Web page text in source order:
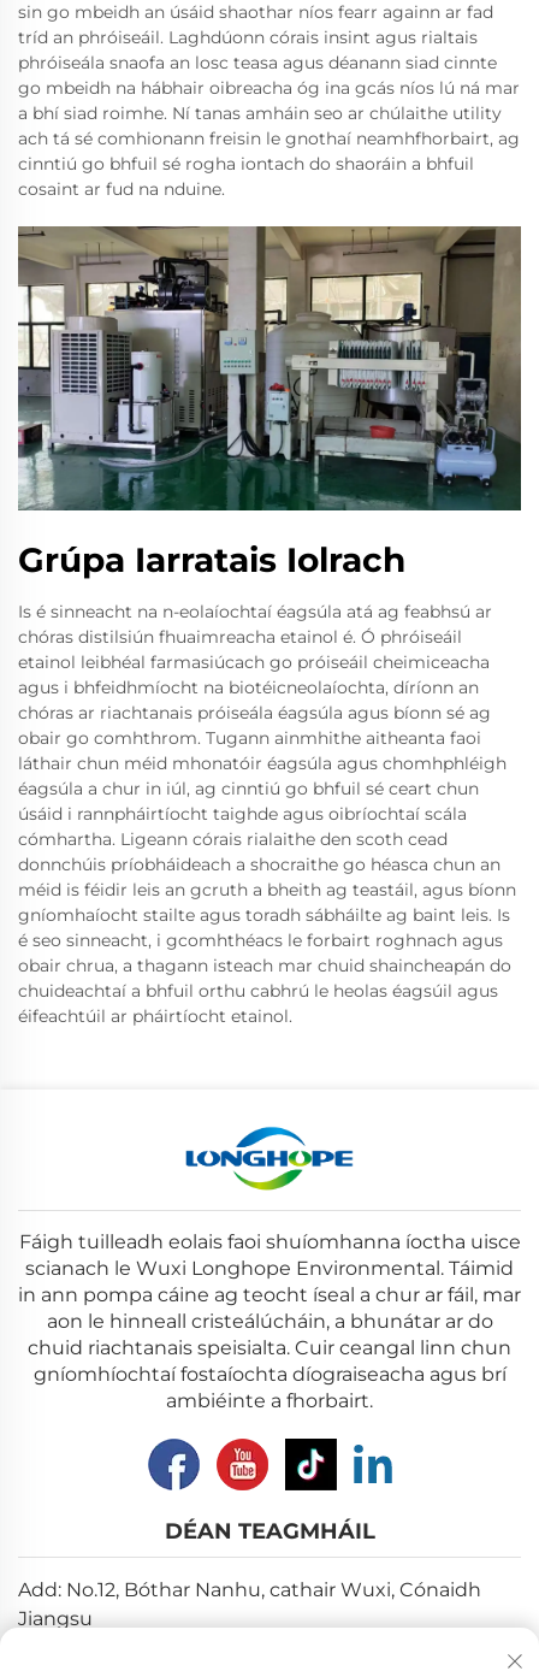
sin go mbeidh an úsáid shaothar níos fearr againn ar fad
tríd an phróiseáil. Laghdúonn córais insint agus rialtais
phróiseála snaofa an losc teasa agus déanann siad cinnte
go mbeidh na hábhair oibreacha óg ina gcás níos lú ná mar
a bhí siad roimhe. Ní tanas amháin seo ar chúlaithe utility
ach tá sé comhionann freisin le gnothaí neamhfhorbairt, ag
cinntiú go bhfuil sé rogha iontach do shaoráin a bhfuil
cosaint ar fud na nduine.
Grúpa Iarratais Iolrach
Is é sinneacht na n-eolaíochtaí éagsúla atá ag feabhsú ar
chóras distilsiún fhuaimreacha etainol é. Ó phróiseáil
etainol leibhéal farmasiúcach go próiseáil cheimiceacha
agus i bhfeidhmíocht na biotéicneolaíochta, díríonn an
chóras ar riachtanais próiseála éagsúla agus bíonn sé ag
obair go comhthrom. Tugann ainmhithe aitheanta faoi
láthair chun méid mhonatóir éagsúla agus chomhphléigh
éagsúla a chur in iúl, ag cinntiú go bhfuil sé ceart chun
úsáid i rannpháirtíocht taighde agus oibríochtaí scála
cómhartha. Ligeann córais rialaithe den scoth cead
donnchúis príobháideach a shocraithe go héasca chun an
méid is féidir leis an gcruth a bheith ag teastáil, agus bíonn
gníomhaíocht stailte agus toradh sábháilte ag baint leis. Is
é seo sinneacht, i gcomhthéacs le forbairt roghnach agus
obair chrua, a thagann isteach mar chuid shaincheapán do
chuideachtaí a bhfuil orthu cabhrú le heolas éagsúil agus
éifeachtúil ar pháirtíocht etainol.
Fáigh tuilleadh eolais faoi shuíomhanna íoctha uisce
scianach le Wuxi Longhope Environmental. Táimid
in ann pompa cáine ag teocht íseal a chur ar fáil, mar
aon le hinneall cristeálúcháin, a bhunátar ar do
chuid riachtanais speisialta. Cuir ceangal linn chun
gníomhíochtaí fostaíochta díograiseacha agus brí
ambiéinte a fhorbairt.
DÉAN TEAGMHÁIL
Add: No.12, Bóthar Nanhu, cathair Wuxi, Cónaidh
Jiangsu